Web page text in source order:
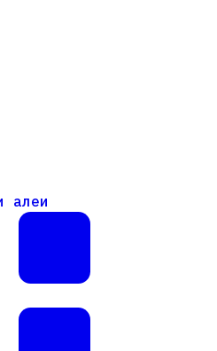
алеи
алеи